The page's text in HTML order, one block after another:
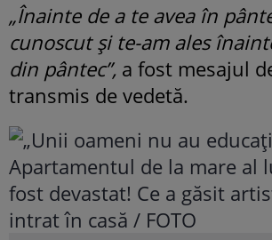
„Înainte de a te avea în
cunoscut și te-am ales
din pântec”, a fost mesajul
transmis de vedetă.